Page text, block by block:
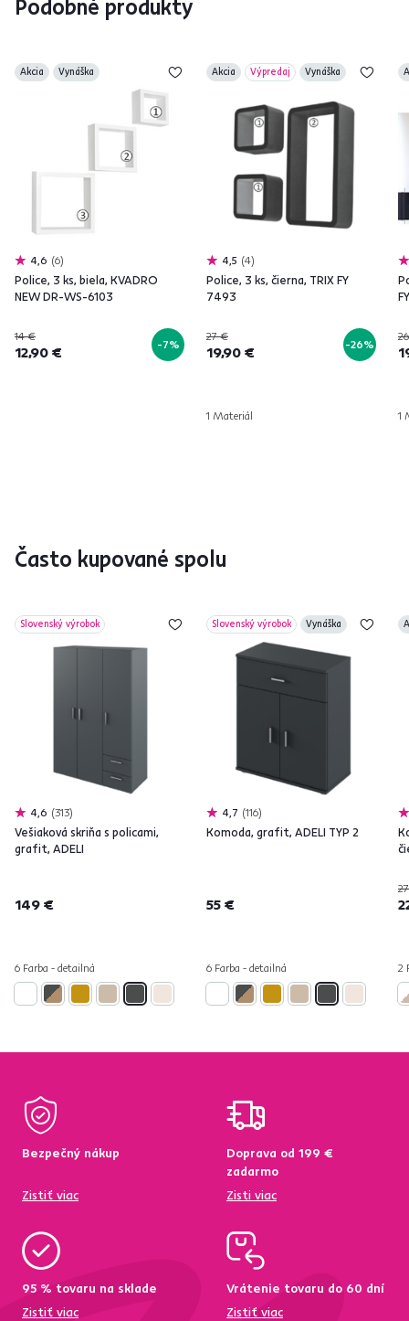
Podobné produkty
Akcia Vynáška
4,6 6
Police, 3 ks, biela, KVADRO
NEW DR-WS-6103
14 €
12,90 € -7%
Akcia Výpredaj Vynáška
4,5 4
Police, 3 ks, čierna, TRIX FY
7493
27 €
19,90 € -26%
1 Materiál 1
Často kupované spolu
Slovenský výrobok
4,6 313
Vešiaková skriňa s policami,
grafit, ADELI
149 €
6 Farba - detailná
Slovenský výrobok Vynáška
4,7 116
Komoda, grafit, ADELI TYP 2
55 €
6 Farba - detailná 2
Bezpečný nákup
Zistiť viac
Doprava od 199 €
zadarmo
Zisti viac
95 % tovaru na sklade
Zistiť viac
Vrátenie tovaru do 60 dní
Zistiť viac